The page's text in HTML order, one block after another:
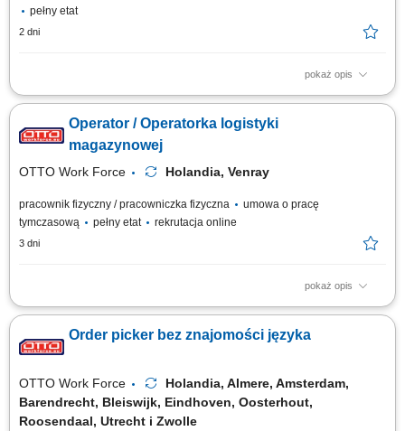
pełny etat
2 dni
pokaż opis
Opis stanowiska kompletowanie zamówień zgodnie z listą produktów,
kontrolowanie jakości oraz zgodności towarów przed przekazaniem do
dalszej realizacji, transport produktów wewnątrz magazynu z
Operator / Operatorka logistyki
magazynowej
OTTO Work Force Holandia, Venray
pracownik fizyczny / pracowniczka fizyczna
umowa o pracę
tymczasową
pełny etat rekrutacja online
3 dni
pokaż opis
Opis stanowiska: zbieranie i kompletowanie zamówień za pomocą
przed wysyłką; obsługa elektrycznego wózka paletowego (EPT) transport
i układanie towarów w magazynie; wykonywanie zadań fizycznych
Order picker bez znajomości języka
OTTO Work Force
Holandia, Almere, Amsterdam,
Barendrecht, Bleiswijk, Eindhoven, Oosterhout,
Roosendaal, Utrecht i Zwolle